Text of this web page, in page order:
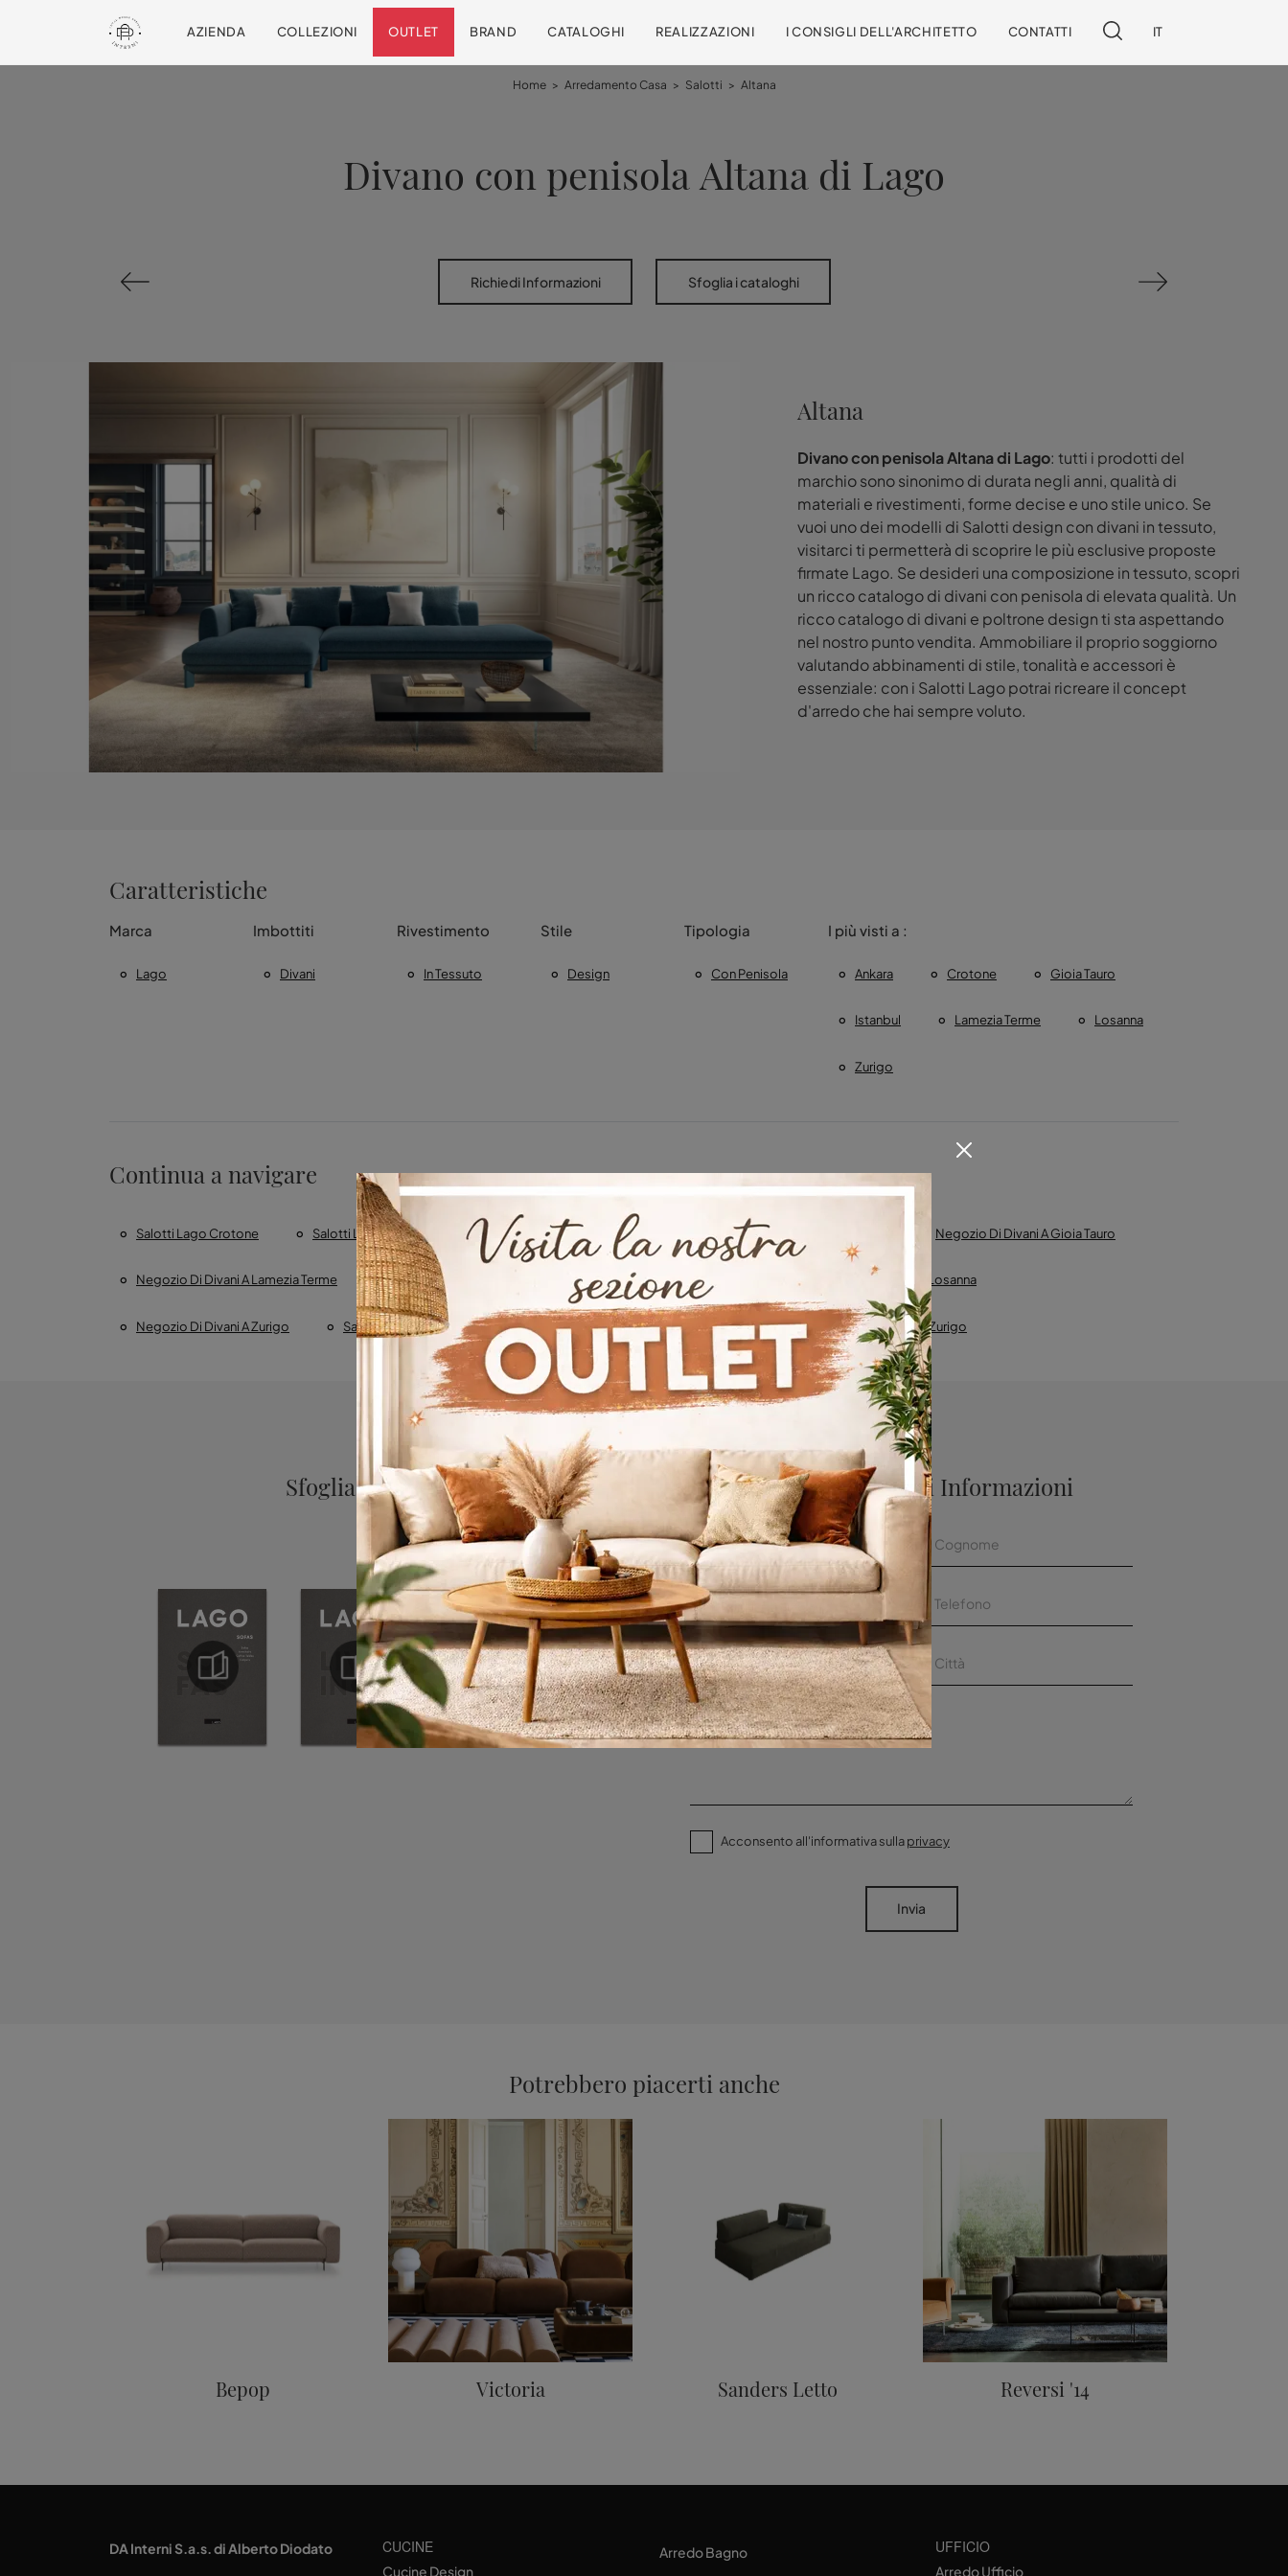
AZIENDA COLLEZIONI OUTLET BRAND CATALOGHI REALIZZAZIONI I CONSIGLI DELL'ARCHITETTO CONTATTI IT
Home > Arredamento Casa > Salotti > Altana
Divano con penisola Altana di Lago
Richiedi Informazioni Sfoglia i cataloghi
Altana
Divano con penisola Altana di Lago: tutti i prodotti del
marchio sono sinonimo di durata negli anni, qualità di
materiali e rivestimenti, forme decise e uno stile unico. Se
vuoi uno dei modelli di Salotti design con divani in tessuto,
visitarci ti permetterà di scoprire le più esclusive proposte
firmate Lago. Se desideri una composizione in tessuto, scopri
un ricco catalogo di divani con penisola di elevata qualità. Un
ricco catalogo di divani e poltrone design ti sta aspettando
nel nostro punto vendita. Ammobiliare il proprio soggiorno
valutando abbinamenti di stile, tonalità e accessori è
essenziale: con i Salotti Lago potrai ricreare il concept
d'arredo che hai sempre voluto.
Caratteristiche
Marca
Lago
Imbottiti
Divani
Rivestimento
In Tessuto
Stile
Design
Tipologia
Con Penisola
I più visti a :
Ankara Crotone Gioia Tauro
Istanbul Lamezia Terme Losanna
Zurigo
Continua a navigare
Salotti Lago Crotone Salotti Lago Gioia Tauro Salotti Lago Lamezia Terme Negozio Di Divani A Crotone Negozio Di Divani A Gioia Tauro
Negozio Di Divani A Lamezia Terme Negozio Di Divani A Ankara Negozio Di Divani A Istanbul Negozio Di Divani A Losanna
Negozio Di Divani A Zurigo Salotti Lago Ankara Salotti Lago Istanbul Salotti Lago Losanna Salotti Lago Zurigo
Sfoglia i cataloghi Richiedi Maggiori Informazioni
Acconsento all'informativa sullaprivacy
Invia
Potrebbero piacerti anche
Bepop Victoria Sanders Letto Reversi '14
DA Interni S.a.s. di Alberto Diodato CUCINE
Cucine Design
Arredo Bagno UFFICIO
Arredo Ufficio